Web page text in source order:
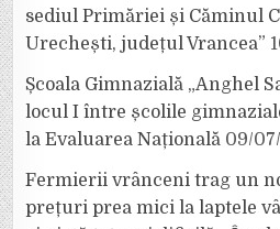
sediul Primăriei și Căminul
Urechești, județul Vrancea”
Școala Gimnazială „Anghel
locul I între școlile
la Evaluarea Națională 09/
Fermierii vrânceni trag un
prețuri prea mici la laptele